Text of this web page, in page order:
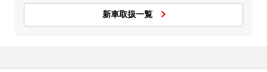
新車取扱一覧